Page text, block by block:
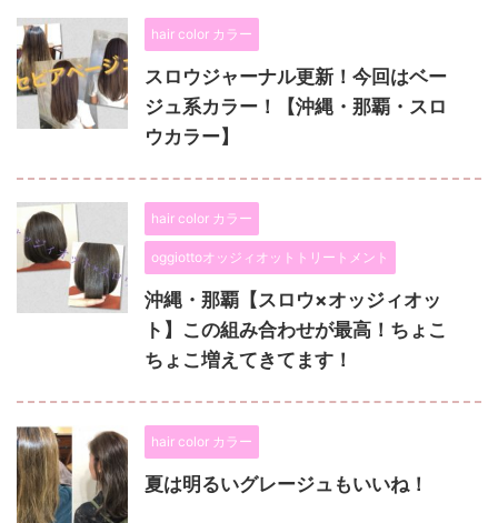
hair color カラー
スロウジャーナル更新！今回はベー
ジュ系カラー！【沖縄・那覇・スロ
ウカラー】
hair color カラー
oggiottoオッジィオットトリートメント
沖縄・那覇【スロウ×オッジィオッ
ト】この組み合わせが最高！ちょこ
ちょこ増えてきてます！
hair color カラー
夏は明るいグレージュもいいね！